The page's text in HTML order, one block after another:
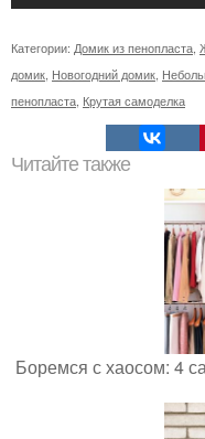
Категории: Домик из пенопласта
домик Новогодний домик
пенопласта Крутая самоделка
Читайте также
Боремся с хаосом: 4